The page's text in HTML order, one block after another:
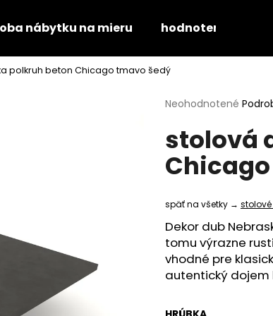
nábytku na mieru hodnotenie
polkruh beton Chicago tmavo šedý
Priemerné
produktu
je
0,0
z
hviezdičiek.
Neohodnotené
stolová
späť na všetky →
Dekor dub
tomu výrazne
vhodné pre
autentický dojem
Čo potrebujete nájsť?
HĽADAŤ
STOLOVÁ DOSKA HALIFAX PRÍRODNÝ